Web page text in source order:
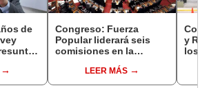
de
Congreso: Fuerza
Popular liderará seis
comisiones en la
LEER MÁS
y
los